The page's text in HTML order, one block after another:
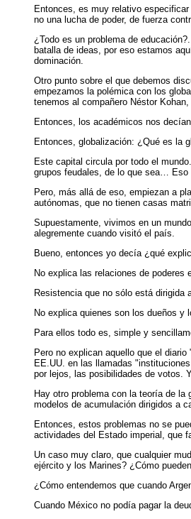
Entonces, es muy relativo
no una lucha de poder, de fuerza
¿Todo es un problema de
batalla de ideas, por eso estamos
dominación.
Otro punto sobre el que debemos
empezamos la polémica con los
tenemos al compañero Néstor
Entonces, los académicos nos
Entonces, globalización: ¿Qué es la
Este capital circula por todo el
grupos feudales, de lo que sea… Eso
Pero, más allá de eso, empiezan a
autónomas, que no tienen casas
Supuestamente, vivimos en un
alegremente cuando visitó el país.
Bueno, entonces yo decía ¿qué
No explica las relaciones de
Resistencia que no sólo está
No explica quienes son los dueños y
Para ellos todo es, simple y
Pero no explican aquello que el
EE.UU. en las llamadas
por lejos, las posibilidades de votos.
Hay otro problema con la teoría de
modelos de acumulación dirigidos a
Entonces, estos problemas no se
actividades del Estado imperial, que
Un caso muy claro, que cualquier
ejército y los Marines? ¿Cómo
¿Cómo entendemos que cuando
Cuando México no podía pagar la